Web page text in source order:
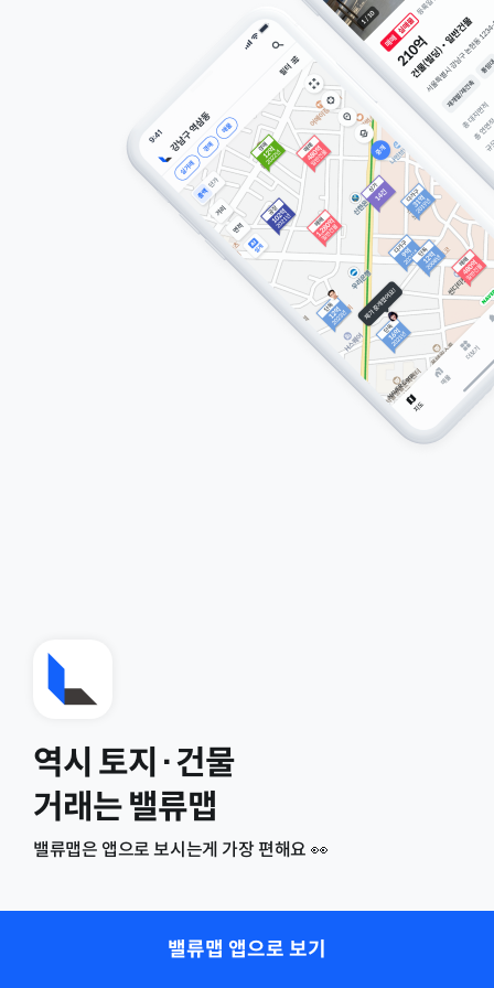
역시 토지·건물
거래는 밸류맵
밸류맵은 앱으로 보시는게 가장 편해요 👀
밸류맵 앱으로 보기